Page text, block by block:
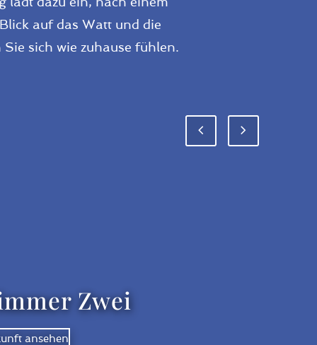
auf das Watt und die
sich wie zuhause fühlen.
Zwei
ansehen
Previous
Next